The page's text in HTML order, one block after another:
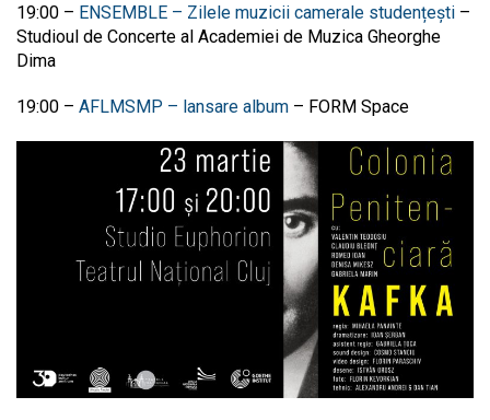
19:00 – ENSEMBLE – Zilele muzicii camerale studențești –
Studioul de Concerte al Academiei de Muzica Gheorghe
Dima
19:00 – AFLMSMP – lansare album – FORM Space